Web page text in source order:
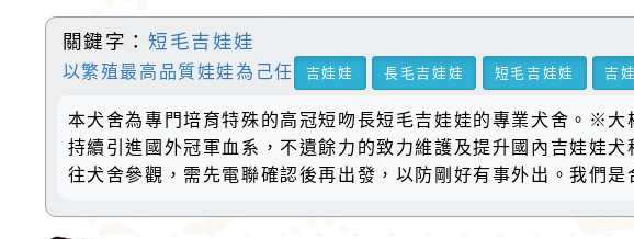
關鍵字： 短毛吉娃娃
以繁殖最高品質娃娃為己任 吉娃娃 長毛吉娃娃 短毛吉娃娃 吉
本犬舍為專門培育特殊的高冠短吻長短毛吉娃娃的專業犬舍。※
持續引進國外冠軍血系，不遺餘力的致力維護及提升國內吉娃娃
往犬舍參觀，需先電聯確認後再出發，以防剛好有事外出。我們